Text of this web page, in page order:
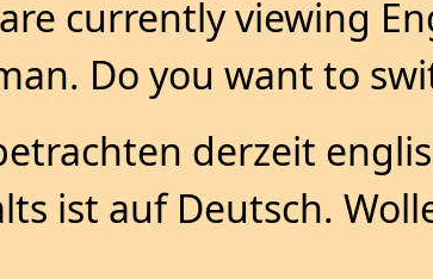
currently viewing
Do you want to
derzeit
ist auf Deutsch.